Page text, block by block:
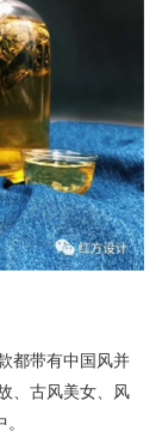
都带有中国风并
、古风美女、风